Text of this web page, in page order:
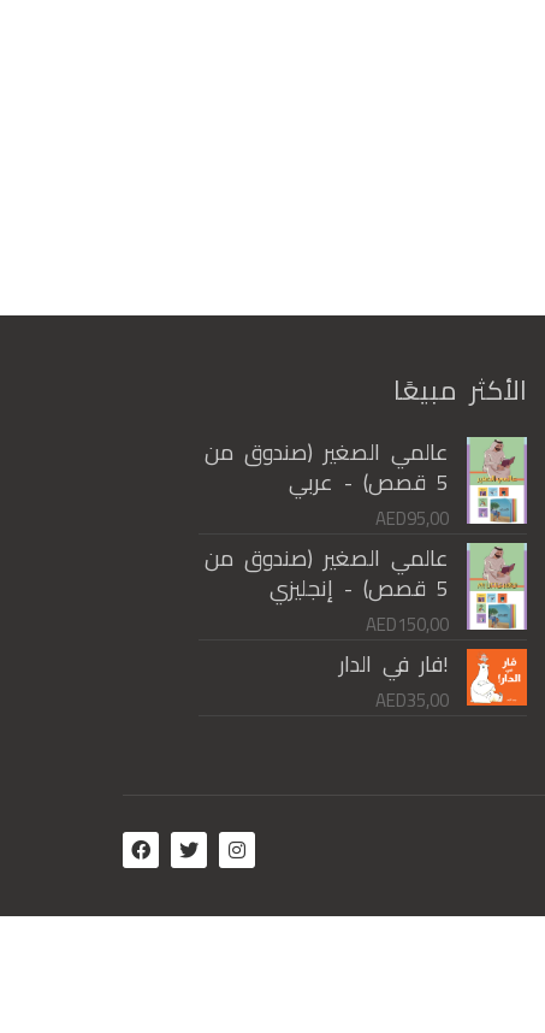
الأكثر مبيعًا
عالمي الصغير (صندوق من
5 قصص) - عربي
AED95,00
عالمي الصغير (صندوق من
5 قصص) - إنجليزي
AED150,00
!فار في الدار
AED35,00